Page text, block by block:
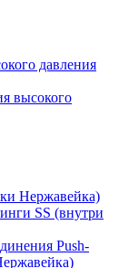
давления
высокого
Нержавейка)
SS (внутри
Push-